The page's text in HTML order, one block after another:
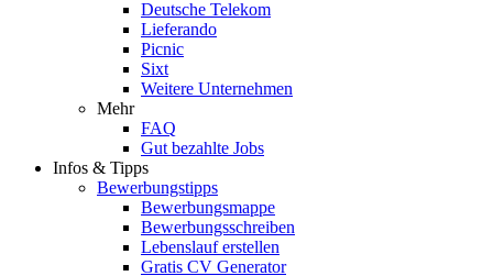
Deutsche Telekom
Lieferando
Picnic
Sixt
Weitere Unternehmen
Mehr
FAQ
Gut bezahlte Jobs
Infos & Tipps
Bewerbungstipps
Bewerbungsmappe
Bewerbungsschreiben
Lebenslauf erstellen
Gratis CV Generator